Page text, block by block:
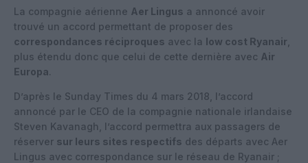
La compagnie aérienne Aer Lingus a annoncé avoir
trouvé un accord permettant de proposer des
correspondances réciproques avec la low cost Ryanair
plus étendu donc que celui de cette dernière avec Air
Europa.
D’après le Sunday Times du 4 mars 2018, l’accord
annoncé par le CEO de la compagnie nationale irlandaise
Steven Kavanagh, l’accord permettra aux passagers de
réserver sur leurs sites respectifs des départs avec Aer
Lingus avec correspondance sur le réseau de Ryanair ;